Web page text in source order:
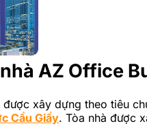
AZ Office
xây dựng theo tiêu
Cầu Giấy. Tòa nhà được